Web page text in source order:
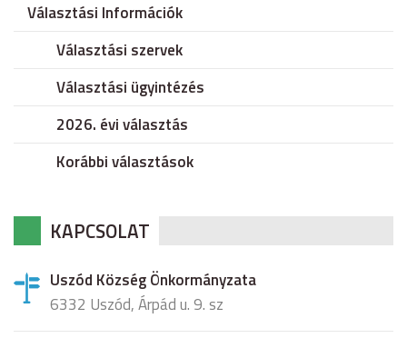
Választási Információk
Választási szervek
Választási ügyintézés
2026. évi választás
Korábbi választások
KAPCSOLAT
Uszód Község Önkormányzata
6332 Uszód, Árpád u. 9. sz